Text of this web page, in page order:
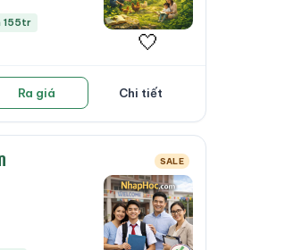
155tr
🤍
Ra giá Chi tiết
SALE